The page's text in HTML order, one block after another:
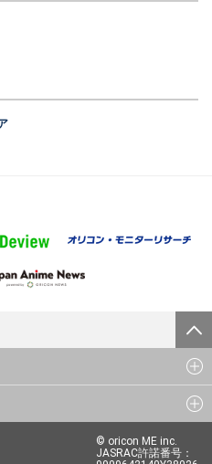
© oricon ME inc.
JASRAC許諾番号：